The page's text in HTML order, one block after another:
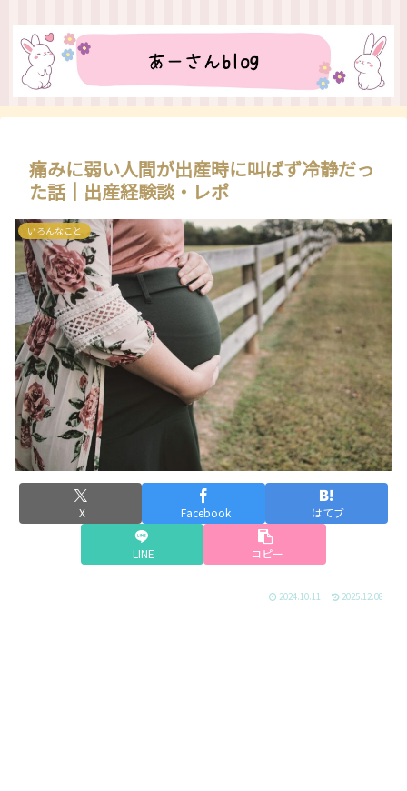
痛みに弱い人間が出産時に叫ばず冷静だっ
た話｜出産経験談・レポ
いろんなこと
X Facebook はてブ
LINE コピー
2024.10.11 2025.12.08